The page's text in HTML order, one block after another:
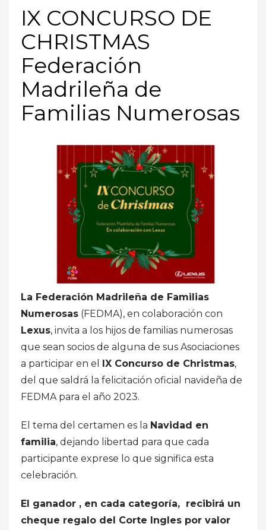
IX CONCURSO DE
CHRISTMAS
Federación
Madrileña de
Familias Numerosas
La Federación Madrileña de Familias
Numerosas (FEDMA), en colaboración con
Lexus, invita a los hijos de familias numerosas
que sean socios de alguna de sus Asociaciones
a participar en el IX Concurso de Christmas,
del que saldrá la felicitación oficial navideña de
FEDMA para el año 2023.
El tema del certamen es la Navidad en
familia, dejando libertad para que cada
participante exprese lo que significa esta
celebración.
El ganador , en cada categoría, recibirá un
cheque regalo del Corte Ingles por valor